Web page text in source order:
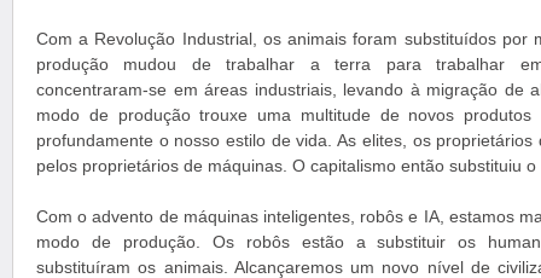
Com a Revolução Industrial, os animais foram substituídos por
produção mudou de trabalhar a terra para trabalhar
concentraram-se em áreas industriais, levando à migração de
modo de produção trouxe uma multitude de novos produtos
profundamente o nosso estilo de vida. As elites, os
pelos proprietários de máquinas. O capitalismo então substituiu
Com o advento de máquinas inteligentes, robôs e IA, estamos
modo de produção. Os robôs estão a substituir os
substituíram os animais. Alcançaremos um novo nível de